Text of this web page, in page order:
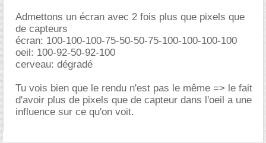
Admettons un écran avec 2 fois plus que pixels que
de capteurs
écran: 100-100-100-75-50-50-75-100-100-100-100
oeil: 100-92-50-92-100
cerveau: dégradé
Tu vois bien que le rendu n'est pas le même => le fait
d'avoir plus de pixels que de capteur dans l'oeil a une
influence sur ce qu'on voit.